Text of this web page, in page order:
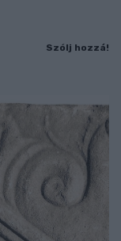
Szólj hozzá!